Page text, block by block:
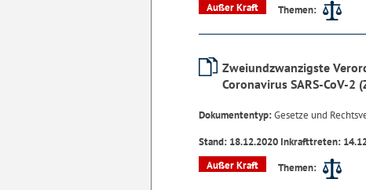
Außer Kraft
Themen:
Zweiundzwanzigste
Coronavirus SARS-CoV-
Dokumententyp:Gesetze und
Stand: 18.12.2020 Inkrafttreten:
Außer Kraft
Themen: